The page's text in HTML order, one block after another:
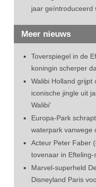
jaar geïntroduceerd
Meer nieuws
Toverspiegel in de
koningin scherper
Walibi Holland grijpt
iconische jingle uit
Walibi'
Europa-Park
waterpark vanwege
Acteur Peter Faber
tovenaar in Efteling-
Marvel-superheld
Disneyland Paris